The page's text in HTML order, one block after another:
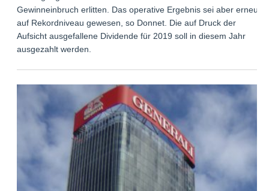
Gewinneinbruch erlitten. Das operative Ergebnis sei aber erneut
auf Rekordniveau gewesen, so Donnet. Die auf Druck der
Aufsicht ausgefallene Dividende für 2019 soll in diesem Jahr
ausgezahlt werden.